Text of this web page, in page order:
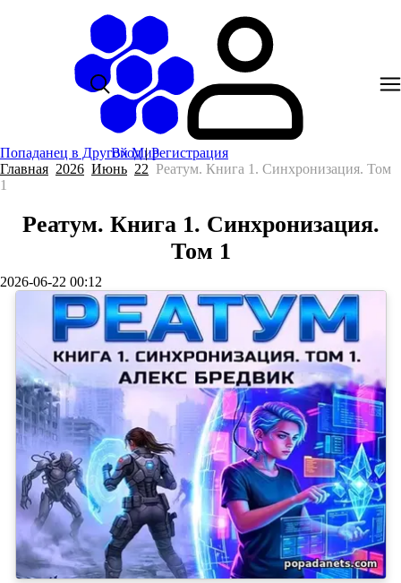
Попаданец в Другой Мир
Вход|Регистрация
Главная 2026 Июнь 22 Реатум. Книга 1. Синхронизация. Том
1
Реатум. Книга 1. Синхронизация.
Том 1
2026-06-22 00:12